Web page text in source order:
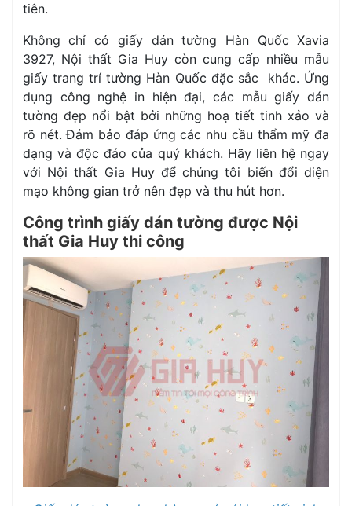
tiên.
Không chỉ có giấy dán tường Hàn Quốc Xavia
3927, Nội thất Gia Huy còn cung cấp nhiều mẫu
giấy trang trí tường Hàn Quốc đặc sắc khác. Ứng
dụng công nghệ in hiện đại, các mẫu giấy dán
tường đẹp nổi bật bởi những hoạ tiết tinh xảo và
rõ nét. Đảm bảo đáp ứng các nhu cầu thẩm mỹ đa
dạng và độc đáo của quý khách. Hãy liên hệ ngay
với Nội thất Gia Huy để chúng tôi biến đổi diện
mạo không gian trở nên đẹp và thu hút hơn.
Công trình giấy dán tường được Nội
thất Gia Huy thi công